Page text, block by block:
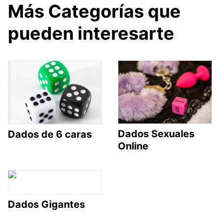
Más Categorías que
pueden interesarte
Dados de 6 caras
Dados Sexuales
Online
Dados Gigantes